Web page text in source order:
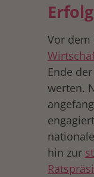
Vor dem
Ende
werten.
hin zur